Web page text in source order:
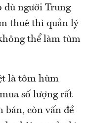
người Trung
thuê thì quản lý
thể làm tùm
là tôm hùm
số lượng rất
bán, còn vấn đề